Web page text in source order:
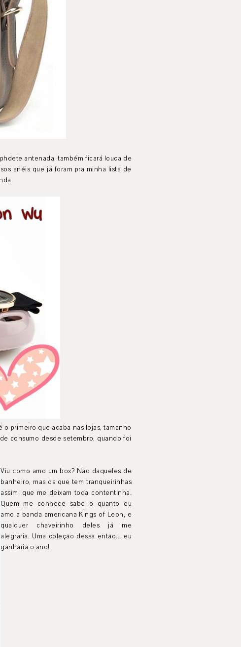
antenada, também ficará louca de
anéis que já foram pra minha lista de
primeiro que acaba nas lojas, tamanho
consumo desde setembro, quando foi
Viu como amo um box? Não daqueles de
banheiro, mas os que tem tranqueirinhas
assim, que me deixam toda contentinha.
Quem me conhece sabe o quanto eu
amo a banda americana Kings of Leon, e
qualquer chaveirinho deles já me
alegraria. Uma coleção dessa então... eu
ganharia o ano!